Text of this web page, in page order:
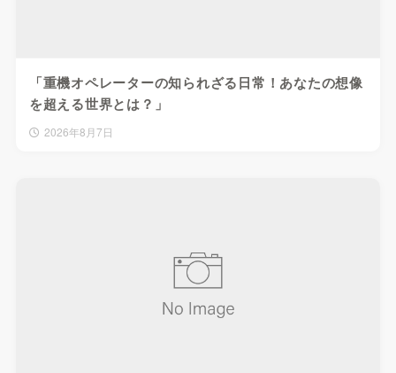
「重機オペレーターの知られざる日常！あなたの想像
を超える世界とは？」
2026年8月7日